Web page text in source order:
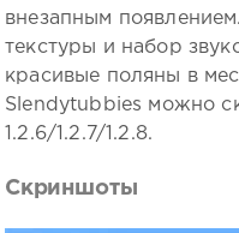
внезапным
текстуры и набор
красивые поляны в
Slendytubbies можно
1.2.6/1.2.7/1.2.8.
Скриншоты